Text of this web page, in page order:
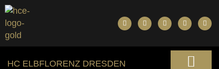
HC ELBFLORENZ DRESDEN